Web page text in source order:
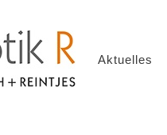
Aktuelles